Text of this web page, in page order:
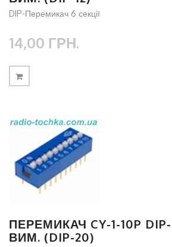
DIP-Перемикач 6 секції
14,00 ГРН.
ПЕРЕМИКАЧ CY-1-10P
ВИМ. (DIP-20)